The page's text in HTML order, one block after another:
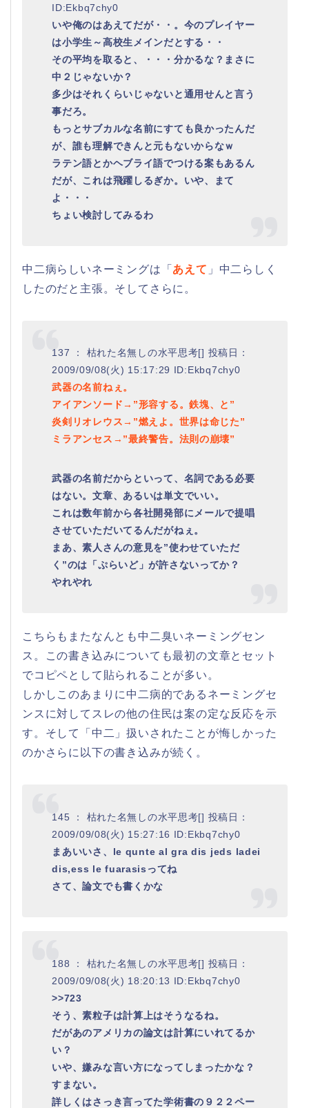
ID:Ekbq7chy0
いや俺のはあえてだが・・。今のプレイヤー
は小学生～高校生メインだとする・・
その平均を取ると、・・・分かるな？まさに
中２じゃないか？
多少はそれくらいじゃないと通用せんと言う
事だろ。
もっとサブカルな名前にすても良かったんだ
が、誰も理解できんと元もないからなｗ
ラテン語とかヘブライ語でつける案もあるん
だが、これは飛躍しるぎか。いや、まて
よ・・・
ちょい検討してみるわ
中二病らしいネーミングは「 あえて 」中二らしく
したのだと主張。そしてさらに。
137 ： 枯れた名無しの水平思考[] 投稿日：
2009/09/08(火) 15:17:29 ID:Ekbq7chy0
武器の名前ねぇ。
アイアンソード→”形容する。鉄塊、と”
炎剣リオレウス→”燃えよ。世界は命じた”
ミラアンセス→”最終警告。法則の崩壊”
武器の名前だからといって、名詞である必要
はない。文章、あるいは単文でいい。
これは数年前から各社開発部にメールで提唱
させていただいてるんだがねぇ。
まあ、素人さんの意見を”使わせていただ
く”のは「ぷらいど」が許さないってか？
やれやれ
こちらもまたなんとも中二臭いネーミングセン
ス。この書き込みについても最初の文章とセット
でコピペとして貼られることが多い。
しかしこのあまりに中二病的であるネーミングセ
ンスに対してスレの他の住民は案の定な反応を示
す。そして「中二」扱いされたことが悔しかった
のかさらに以下の書き込みが続く。
145 ： 枯れた名無しの水平思考[] 投稿日：
2009/09/08(火) 15:27:16 ID:Ekbq7chy0
まあいいさ、le qunte al gra dis jeds ladei
dis,ess le fuarasisってね
さて、論文でも書くかな
188 ： 枯れた名無しの水平思考[] 投稿日：
2009/09/08(火) 18:20:13 ID:Ekbq7chy0
>>723
そう、素粒子は計算上はそうなるね。
だがあのアメリカの論文は計算にいれてるか
い？
いや、嫌みな言い方になってしまったかな？
すまない。
詳しくはさっき言ってた学術書の９２２ペー